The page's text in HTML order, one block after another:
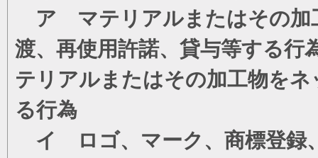
ア マテリアルまたはその加
渡、再使用許諾、貸与等する行
テリアルまたはその加工物を
る行為
イ ロゴ、マーク、商標登録